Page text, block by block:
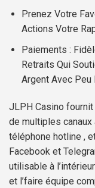
Prenez Votre
Actions Votre
Paiements :
Retraits Qui
Argent Avec Peu
JLPH Casino
de multiples
téléphone hotline ,
Facebook et
utilisable à
et l’faire équipe